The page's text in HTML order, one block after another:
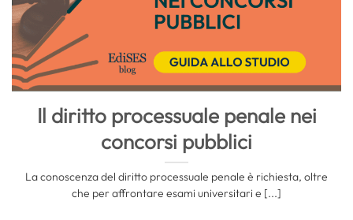
Il diritto processuale penale nei
concorsi pubblici
La conoscenza del diritto processuale penale è richiesta, oltre
che per affrontare esami universitari e [...]